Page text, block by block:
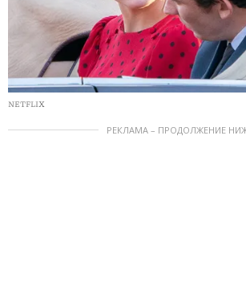
NETFLIX
РЕКЛАМА – ПРОДОЛЖЕНИЕ